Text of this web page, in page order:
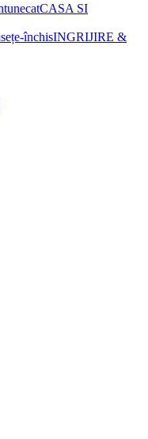
CASA SI
INGRIJIRE &